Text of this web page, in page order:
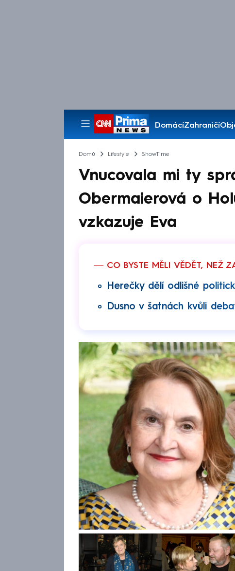
DomácíZahraničí
Pořady
Domů Lifestyle ShowTime
Vnucovala mi ty
Obermaierová o
vzkazuje Eva
CO BYSTE MĚLI VĚDĚT, NEŽ
Herečky dělí odlišné
Dusno v šatnách kvůli